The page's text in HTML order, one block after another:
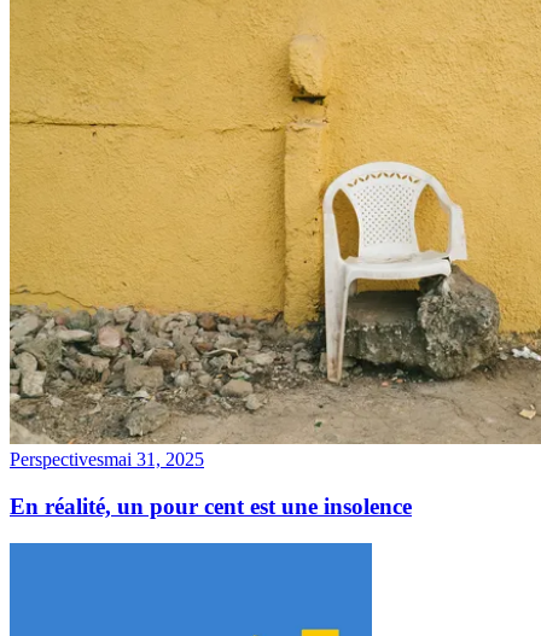
Perspectivesmai 31, 2025
En réalité, un pour cent est une insolence